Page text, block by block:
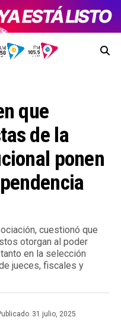
que
de la
ponen
cuestionó que
otorgan al poder
en la selección
jueces, fiscales y
31 julio, 2025